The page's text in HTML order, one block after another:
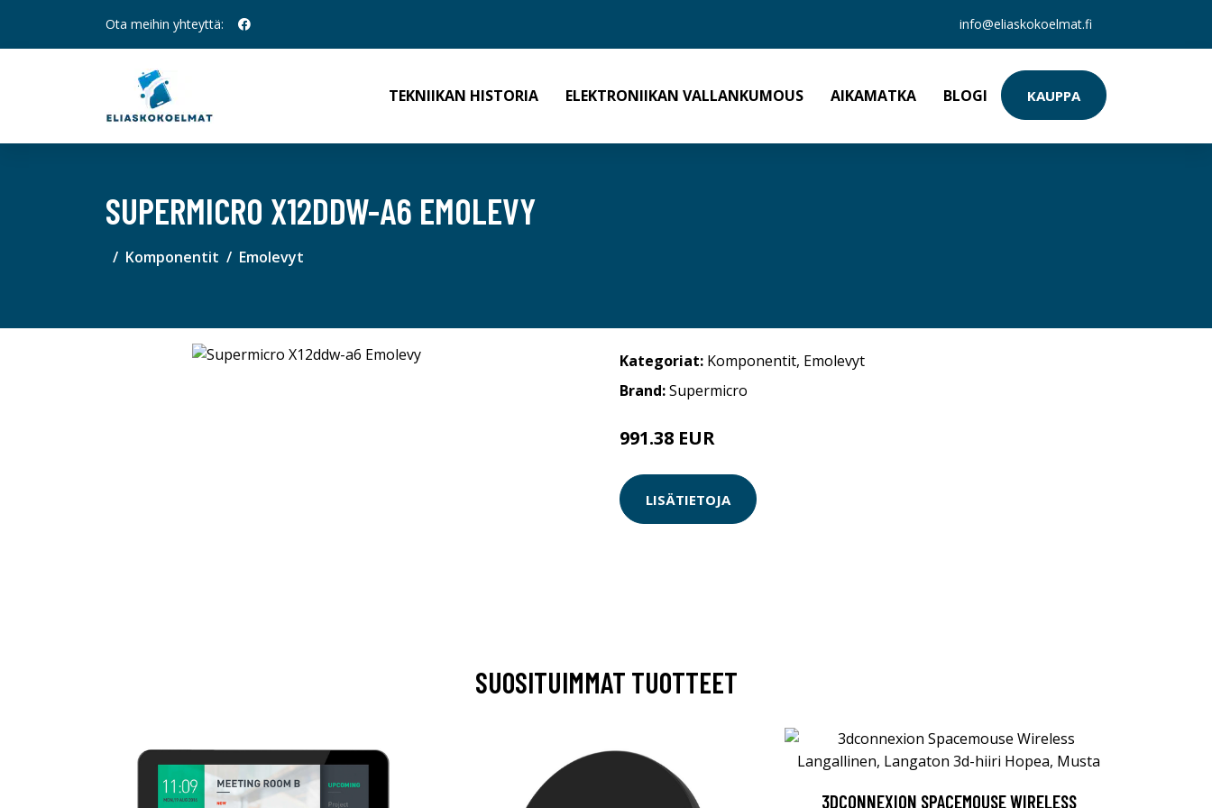
Ota meihin yhteyttä: info@eliaskokoelmat.fi
TEKNIIKAN HISTORIA ELEKTRONIIKAN VALLANKUMOUS AIKAMATKA BLOGI KAUPPA
SUPERMICRO X12DDW-A6 EMOLEVY
Komponentit Emolevyt
Kategoriat: Komponentit, Emolevyt
Brand:Supermicro
991.38 EUR
LISÄTIETOJA
SUOSITUIMMAT TUOTTEET
3DCONNEXION SPACEMOUSE WIRELESS